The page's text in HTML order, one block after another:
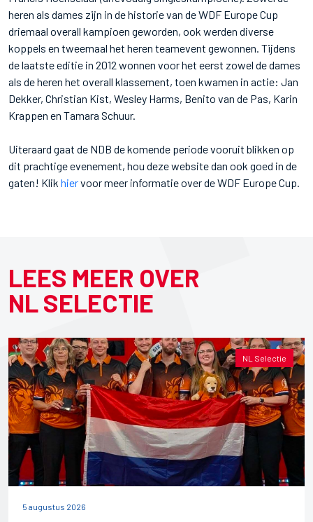
heren als dames zijn in de historie van de WDF Europe Cup
driemaal overall kampioen geworden, ook werden diverse
koppels en tweemaal het heren teamevent gewonnen. Tijdens
de laatste editie in 2012 wonnen voor het eerst zowel de dames
als de heren het overall klassement, toen kwamen in actie: Jan
Dekker, Christian Kist, Wesley Harms, Benito van de Pas, Karin
Krappen en Tamara Schuur.
Uiteraard gaat de NDB de komende periode vooruit blikken op
dit prachtige evenement, hou deze website dan ook goed in de
gaten! Klik hiervoor meer informatie over de WDF Europe Cup.
LEES MEER OVER
NL SELECTIE
NL Selectie
5 augustus 2026